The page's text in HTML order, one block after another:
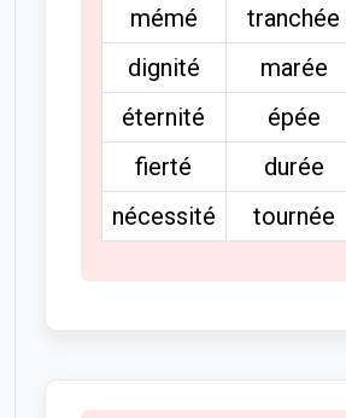
mémé
tranchée
dignité
marée
éternité
épée
fierté
durée
nécessité
tournée